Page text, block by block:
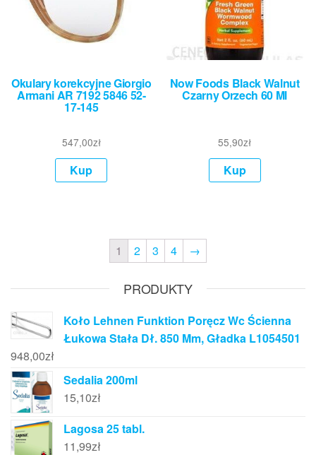
Okulary korekcyjne Giorgio
Armani AR 7192 5846 52-
17-145
547,00zł
Kup
Now Foods Black Walnut
Czarny Orzech 60 Ml
55,90zł
Kup
1 2 3 4 →
PRODUKTY
Koło Lehnen Funktion Poręcz Wc Ścienna
Łukowa Stała Dł. 850 Mm, Gładka L1054501
948,00zł
Sedalia 200ml
15,10zł
Lagosa 25 tabl.
11,99zł